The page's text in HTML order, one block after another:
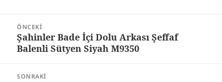
gezinmesi
ÖNCEKI
Önceki
yazı:
Şahinler Bade İçi Dolu Arkası Şeffaf
Balenli Sütyen Siyah M9350
SONRAKI